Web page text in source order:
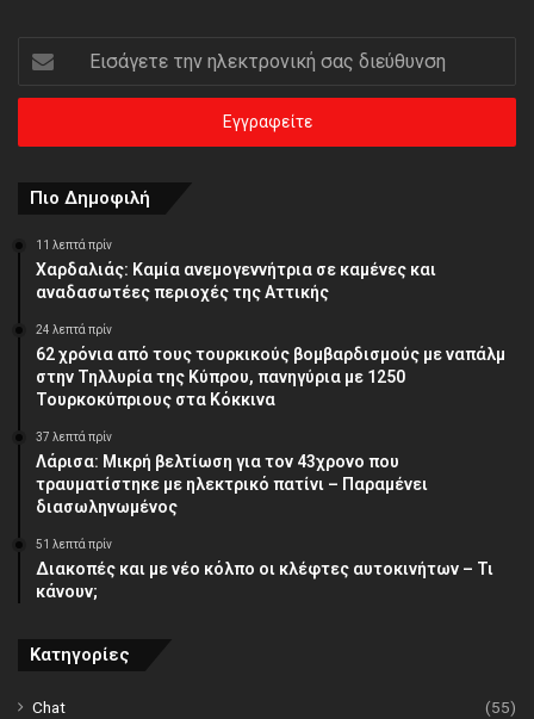
Εισάγετε
την
ηλεκτρονική
διεύθυνση
Πιο Δημοφιλή
11 λεπτά πρίν
Χαρδαλιάς: Καμία ανεμογεννήτρια σε καμένες και
αναδασωτέες περιοχές της Αττικής
24 λεπτά πρίν
62 χρόνια από τους τουρκικούς βομβαρδισμούς με ναπάλμ
στην Τηλλυρία της Κύπρου, πανηγύρια με 1250
Τουρκοκύπριους στα Κόκκινα
37 λεπτά πρίν
Λάρισα: Μικρή βελτίωση για τον 43χρονο που
τραυματίστηκε με ηλεκτρικό πατίνι – Παραμένει
διασωληνωμένος
51 λεπτά πρίν
Διακοπές και με νέο κόλπο οι κλέφτες αυτοκινήτων – Τι
κάνουν;
Κατηγορίες
Chat
(55)